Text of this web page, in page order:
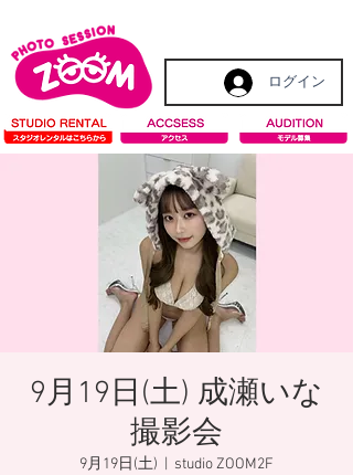
ログイン
9月19日(土) 成瀬いな
撮影会
9月19日(土) studio ZOOM2F